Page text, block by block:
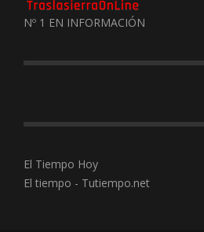
Nº 1 EN INFORMACIÓN
El Tiempo Hoy
El tiempo - Tutiempo.net